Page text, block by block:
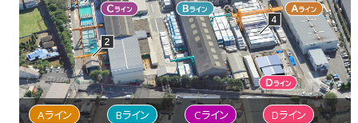
Aライン
Bライン
Cライン
Dライン